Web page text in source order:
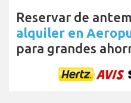
Reservar de
alquiler en
para grandes